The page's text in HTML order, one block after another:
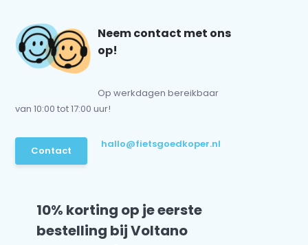
Neem contact met ons
op!
Op werkdagen bereikbaar
van 10:00 tot 17:00 uur!
Contact
hallo@fietsgoedkoper.nl
10% korting op je eerste
bestelling bij Voltano